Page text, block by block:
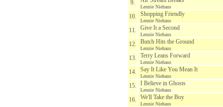
9.
Lennie Niehaus
10. Shopping Friendly
Lennie Niehaus
11. Give It a Second
Lennie Niehaus
12. Butch Hits the Ground
Lennie Niehaus
13. Terry Leans Forward
Lennie Niehaus
14. Say It Like You Mean It
Lennie Niehaus
15. I Believe in Ghosts
Lennie Niehaus
16. We'll Take the Boy
Lennie Niehaus